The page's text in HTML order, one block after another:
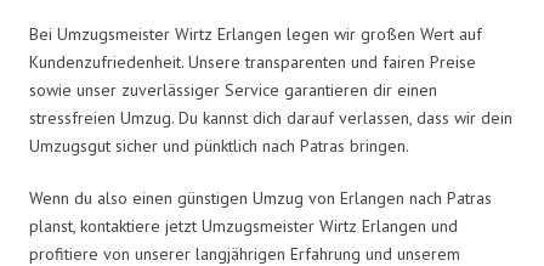
Bei Umzugsmeister Wirtz Erlangen legen wir großen Wert auf
Kundenzufriedenheit. Unsere transparenten und fairen Preise
sowie unser zuverlässiger Service garantieren dir einen
stressfreien Umzug. Du kannst dich darauf verlassen, dass wir dein
Umzugsgut sicher und pünktlich nach Patras bringen.
Wenn du also einen günstigen Umzug von Erlangen nach Patras
planst, kontaktiere jetzt Umzugsmeister Wirtz Erlangen und
profitiere von unserer langjährigen Erfahrung und unserem